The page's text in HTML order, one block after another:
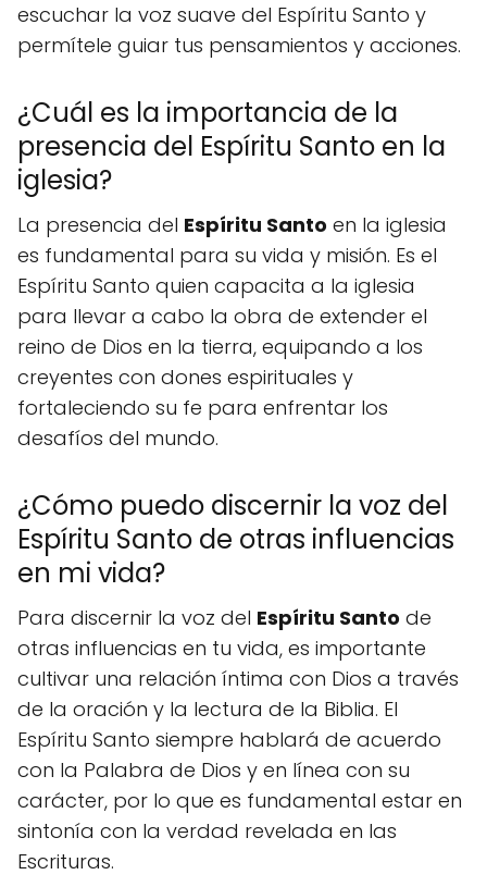
escuchar la voz suave del Espíritu Santo y
permítele guiar tus pensamientos y acciones.
¿Cuál es la importancia de la
presencia del Espíritu Santo en la
iglesia?
La presencia del Espíritu Santo en la iglesia
es fundamental para su vida y misión. Es el
Espíritu Santo quien capacita a la iglesia
para llevar a cabo la obra de extender el
reino de Dios en la tierra, equipando a los
creyentes con dones espirituales y
fortaleciendo su fe para enfrentar los
desafíos del mundo.
¿Cómo puedo discernir la voz del
Espíritu Santo de otras influencias
en mi vida?
Para discernir la voz del Espíritu Santo de
otras influencias en tu vida, es importante
cultivar una relación íntima con Dios a través
de la oración y la lectura de la Biblia. El
Espíritu Santo siempre hablará de acuerdo
con la Palabra de Dios y en línea con su
carácter, por lo que es fundamental estar en
sintonía con la verdad revelada en las
Escrituras.